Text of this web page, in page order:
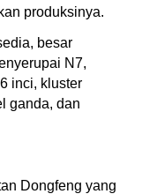
produksinya.
besar
N7,
inci, kluster
ganda, dan
Dongfeng yang